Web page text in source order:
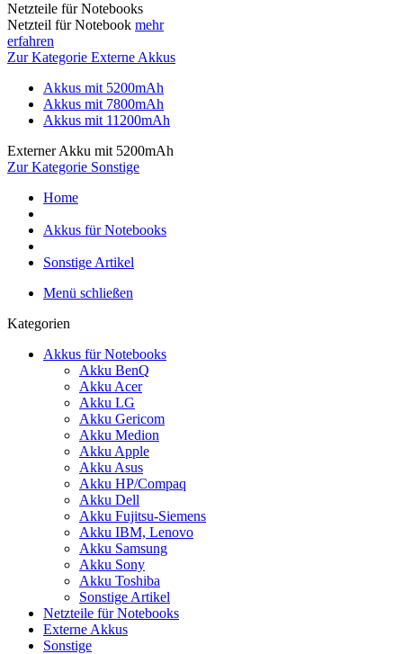
Netzteile für Notebooks
Netzteil für Notebook mehr
erfahren
Zur Kategorie Externe Akkus
Akkus mit 5200mAh
Akkus mit 7800mAh
Akkus mit 11200mAh
Externer Akku mit 5200mAh
Zur Kategorie Sonstige
Home
Akkus für Notebooks
Sonstige Artikel
Menü schließen
Kategorien
Akkus für Notebooks
Akku BenQ
Akku Acer
Akku LG
Akku Gericom
Akku Medion
Akku Apple
Akku Asus
Akku HP/Compaq
Akku Dell
Akku Fujitsu-Siemens
Akku IBM, Lenovo
Akku Samsung
Akku Sony
Akku Toshiba
Sonstige Artikel
Netzteile für Notebooks
Externe Akkus
Sonstige